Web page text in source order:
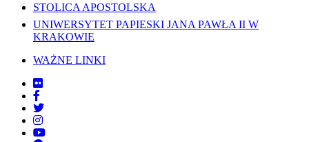
STOLICA APOSTOLSKA
UNIWERSYTET PAPIESKI JANA PAWŁA II W
KRAKOWIE
WAŻNE LINKI